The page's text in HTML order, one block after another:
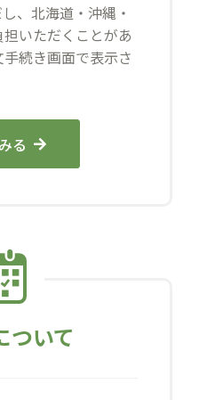
、北海道・沖縄・
いただくことがあ
続き画面で表示さ
る
ついて